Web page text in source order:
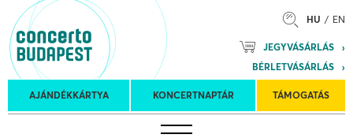
HU EN
JEGYVÁSÁRLÁS
BÉRLETVÁSÁRLÁS
AJÁNDÉKKÁRTYA KONCERTNAPTÁR TÁMOGATÁS
Koncertnaptár
turnék
Kulturális
Program
Felkéréses
koncertek